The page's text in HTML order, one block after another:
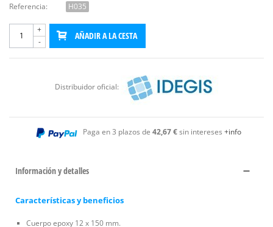
Referencia: H035
-
+
AÑADIR A LA CESTA
Distribuidor oficial:
Paga en 3 plazos de 42,67 €sin intereses +info
Información y detalles
Características y beneficios
Cuerpo epoxy 12 x 150 mm.